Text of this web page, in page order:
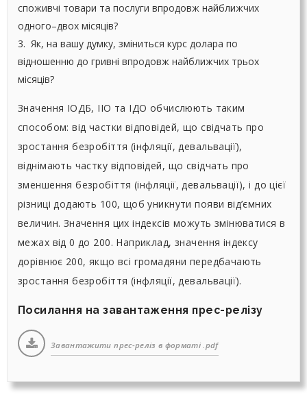
споживчі товари та послуги впродовж найближчих
одного–двох місяців?
3. Як, на вашу думку, зміниться курс долара по
відношенню до гривні впродовж найближчих трьох
місяців?
Значення ІОДБ, ІІО та ІДО обчислюють таким
способом: від частки відповідей, що свідчать про
зростання безробіття (інфляції, девальвації),
віднімають частку відповідей, що свідчать про
зменшення безробіття (інфляції, девальвації), і до цієї
різниці додають 100, щоб уникнути появи від’ємних
величин. Значення цих індексів можуть змінюватися в
межах від 0 до 200. Наприклад, значення індексу
дорівнює 200, якщо всі громадяни передбачають
зростання безробіття (інфляції, девальвації).
Посилання на завантаження прес-релізу
Завантажити прес-реліз в форматі .pdf